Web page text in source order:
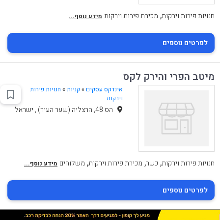
חנויות פירות וירקות, מכירת פירות וירקות מידע נוסף...
לפרטים נוספים
מיטב הפרי והירק לקס
אינדקס עסקים » קניות» חנויות פירות
וירקות
הס 48, הרצליה (שער העיר) , ישראל
חנויות פירות וירקות, כשר, מכירת פירות וירקות, משלוחים מידע נוסף...
לפרטים נוספים